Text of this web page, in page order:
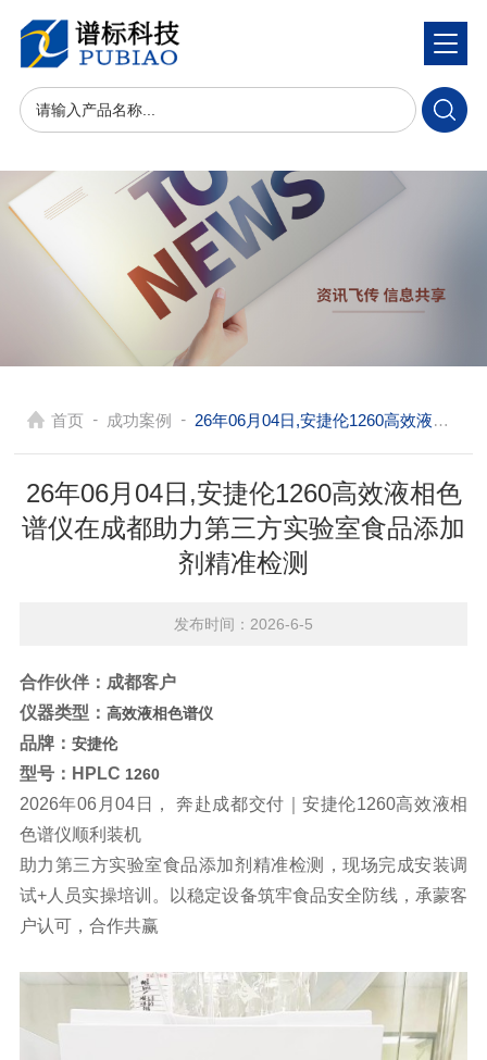
首页 - 成功案例 - 26年06月04日,安捷伦1260高效液相色谱仪在成都助力第三方实验室食品添加剂精准检测
26年06月04日,安捷伦1260高效液相色
谱仪在成都助力第三方实验室食品添加
剂精准检测
发布时间：2026-6-5
合作伙伴：成都客户
仪器类型： 高效液相色谱仪
品牌： 安捷伦
型号：HPLC 1260
2026年06月04日， 奔赴 成都交付｜安捷伦1260高效液相
色谱仪顺利装机
助力第三方实验室食品添加剂精准检测，现场完成安装调
试+人员实操培训。
以稳定设备筑牢食品安全防线，承蒙客
户认可，合作共赢